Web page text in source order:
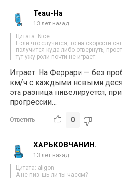
Teau-Ha
13 лет назад
Цитата: Nice
Если что случится, то на скорости
получится куда-либо отвернуть,
тут ужу роли почти не играет.
Играет. На Феррари — без
км/ч с каждыми новыми
эта разница нивелируется,
прогрессии…
Ответить 0
ХАРЬКОВЧАНИН.
13 лет назад
Цитата: aligon
А не пиз..шь ли ты часом?